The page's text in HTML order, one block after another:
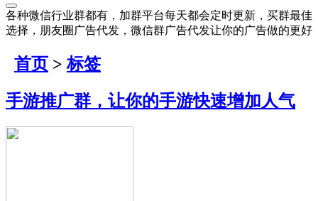
各种微信行业群都有，加群平台每天都会定时更新，买群最佳
选择，朋友圈广告代发，微信群广告代发让你的广告做的更好
首页 >标签
手游推广群，让你的手游快速增加人气